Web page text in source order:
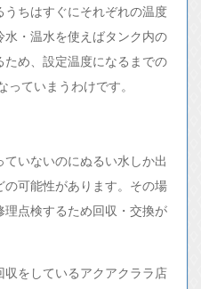
うちはすぐにそれぞれの温度
・温水を使えばタンク内の
め、設定温度になるまでの
ていまうわけです。
いないのにぬるい水しか出
可能性があります。その場
点検するため回収・交換が
をしているアクアクララ店